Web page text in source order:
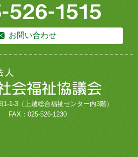
お問い合わせ
1-1-3 （上越総合福祉センター内3階）
FAX：025-526-1230